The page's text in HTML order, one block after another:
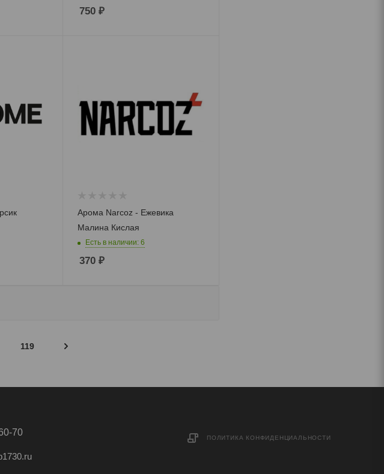
750 ₽
Арома Narcoz - Ежевика
Малина Кислая
Есть в наличии: 6
370 ₽
119
70
ПОЛИТИКА КОНФИДЕНЦИАЛЬНОСТИ